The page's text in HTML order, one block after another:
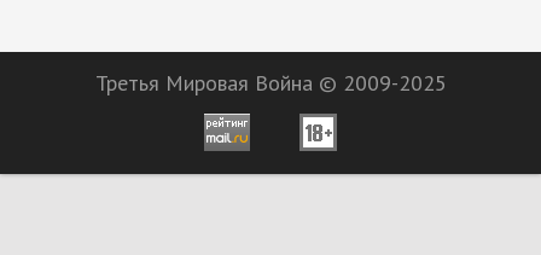
Третья Мировая Война © 2009-2025